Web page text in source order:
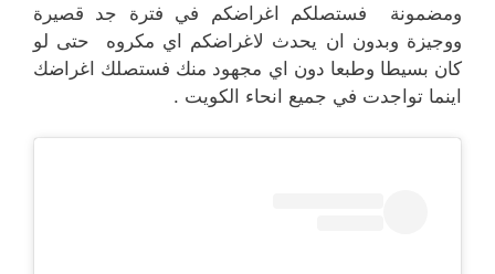
ومضمونة فستصلكم اغراضكم في فترة جد قصيرة
ووجيزة وبدون ان يحدث لاغراضكم اي مكروه حتى لو
كان بسيطا وطبعا دون اي مجهود منك فستصلك اغراضك
اينما تواجدت في جميع انحاء الكويت .